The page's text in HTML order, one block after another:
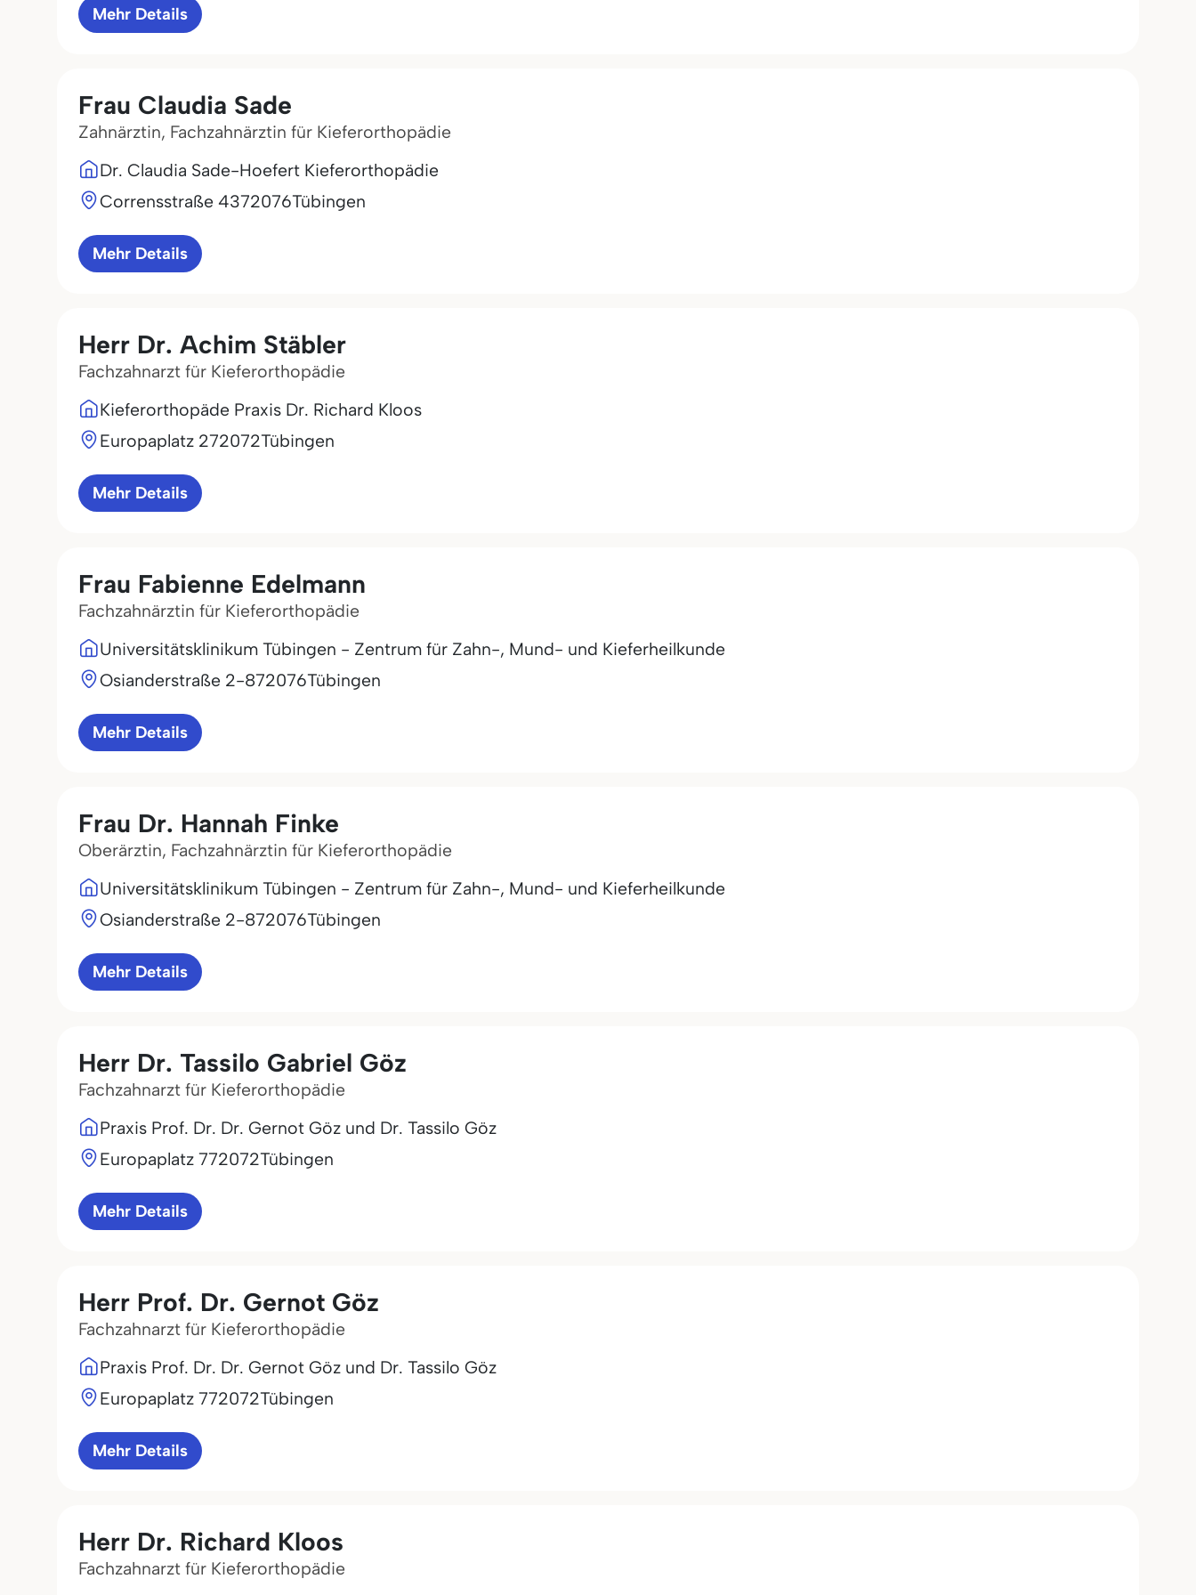
Mehr Details
Frau Claudia Sade
Zahnärztin, Fachzahnärztin für Kieferorthopädie
Dr. Claudia Sade-Hoefert Kieferorthopädie
Corrensstraße 4372076Tübingen
Mehr Details
Herr Dr. Achim Stäbler
Fachzahnarzt für Kieferorthopädie
Kieferorthopäde Praxis Dr. Richard Kloos
Europaplatz 272072Tübingen
Mehr Details
Frau Fabienne Edelmann
Fachzahnärztin für Kieferorthopädie
Universitätsklinikum Tübingen - Zentrum für Zahn-, Mund- und Kieferheilkunde
Osianderstraße 2-872076Tübingen
Mehr Details
Frau Dr. Hannah Finke
Oberärztin, Fachzahnärztin für Kieferorthopädie
Universitätsklinikum Tübingen - Zentrum für Zahn-, Mund- und Kieferheilkunde
Osianderstraße 2-872076Tübingen
Mehr Details
Herr Dr. Tassilo Gabriel Göz
Fachzahnarzt für Kieferorthopädie
Praxis Prof. Dr. Dr. Gernot Göz und Dr. Tassilo Göz
Europaplatz 772072Tübingen
Mehr Details
Herr Prof. Dr. Gernot Göz
Fachzahnarzt für Kieferorthopädie
Praxis Prof. Dr. Dr. Gernot Göz und Dr. Tassilo Göz
Europaplatz 772072Tübingen
Mehr Details
Herr Dr. Richard Kloos
Fachzahnarzt für Kieferorthopädie